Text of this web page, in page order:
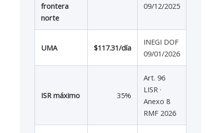
frontera
norte
09/12/2025
UMA $117.31/día
INEGI DOF
09/01/2026
ISR máximo 35%
Art. 96
LISR ·
Anexo 8
RMF 2026